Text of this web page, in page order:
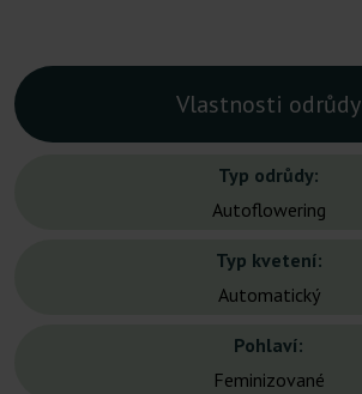
Vlastnosti odrůdy
Typ odrůdy:
Autoflowering
Typ kvetení:
Automatický
Pohlaví:
Feminizované